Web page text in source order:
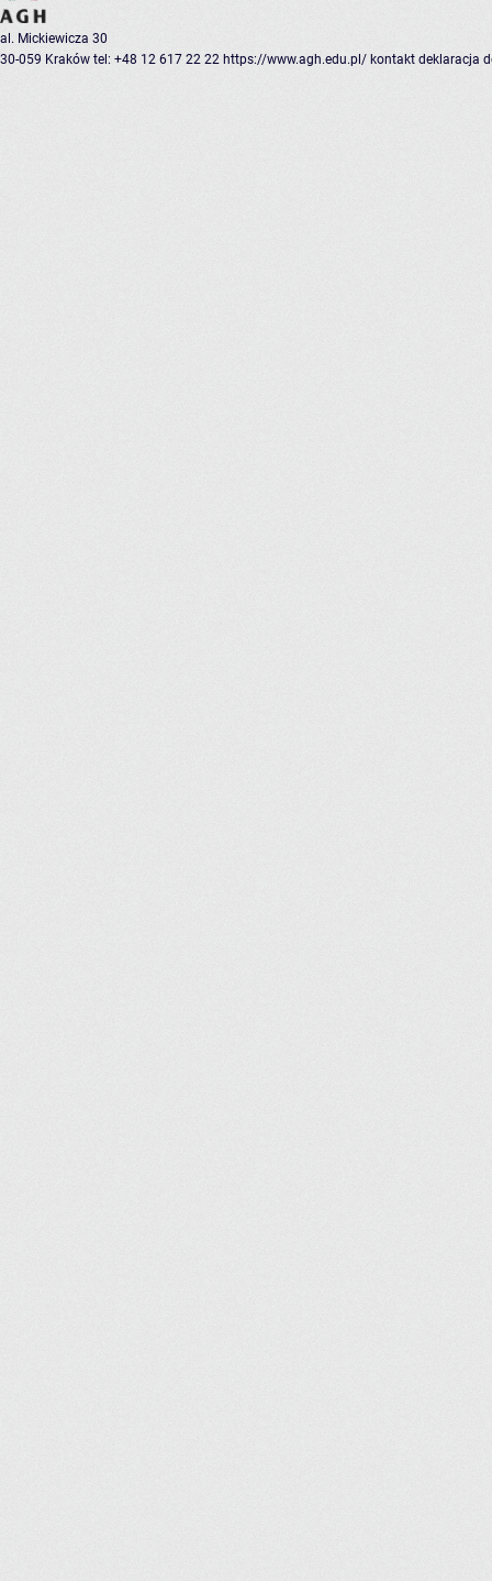
al. Mickiewicza 30
30-059 Kraków tel: +48 12 617 22 22 https://www.agh.edu.pl/ kontakt deklaracja